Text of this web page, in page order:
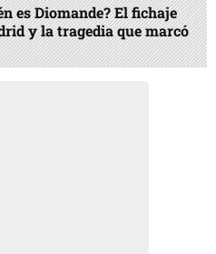
es Diomande? El fichaje
y la tragedia que marcó